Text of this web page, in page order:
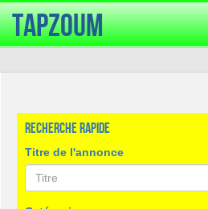
TapZoum
Recherche rapide
Titre de l'annonce